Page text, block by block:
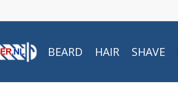
BEARD HAIR SHAVE